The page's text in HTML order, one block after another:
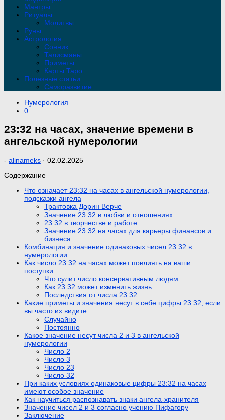
Мантры
Ритуалы
Молитвы
Руны
Астрология
Сонник
Талисманы
Приметы
Карты Таро
Полезные статьи
Саморазвитие
Нумерология
0
23:32 на часах, значение времени в
ангельской нумерологии
- alinameks · 02.02.2025
Содержание
Что означает 23:32 на часах в ангельской нумерологии,
подсказки ангела
Трактовка Дорин Верче
Значение 23:32 в любви и отношениях
23:32 в творчестве и работе
Значение 23:32 на часах для карьеры финансов и
бизнеса
Комбинация и значение одинаковых чисел 23:32 в
нумерологии
Как число 23:32 на часах может повлиять на ваши
поступки
Что сулит число консервативным людям
Как 23:32 может изменить жизнь
Последствия от числа 23:32
Какие приметы и значения несут в себе цифры 23:32, если
вы часто их видите
Случайно
Постоянно
Какое значение несут числа 2 и 3 в ангельской
нумерологии
Число 2
Число 3
Число 23
Число 32
При каких условиях одинаковые цифры 23:32 на часах
имеют особое значение
Как научиться распознавать знаки ангела-хранителя
Значение чисел 2 и 3 согласно учению Пифагору
Заключение